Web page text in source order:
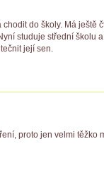
do školy. Má ještě
studuje střední školu
její sen.
proto jen velmi těžko